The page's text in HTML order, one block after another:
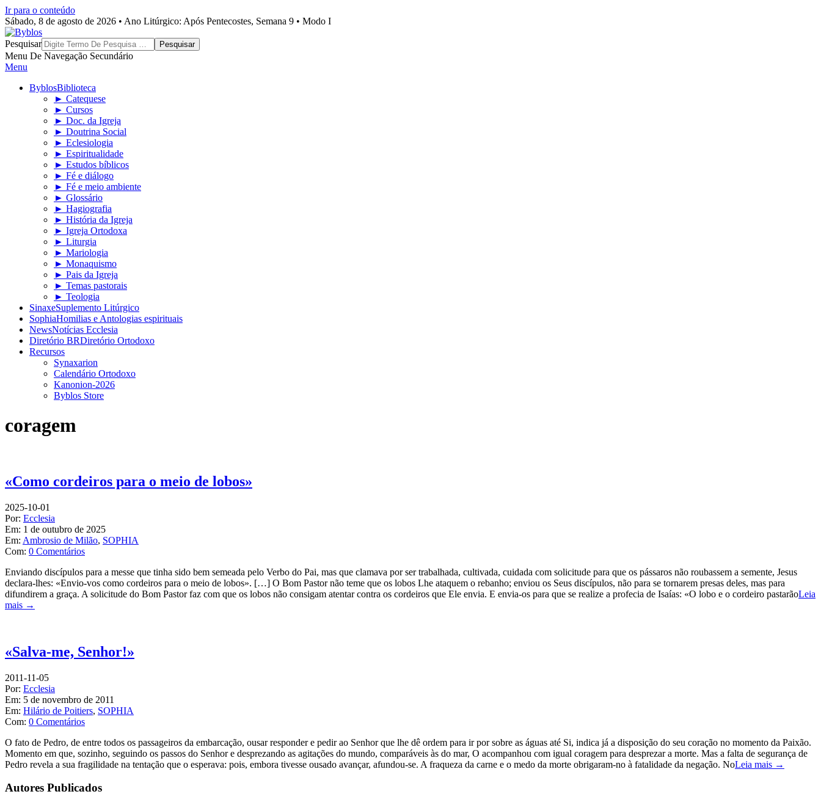
Ir para o conteúdo
Sábado, 8 de agosto de 2026 • Ano Litúrgico: Após Pentecostes, Semana 9 • Modo I
Byblos
Pesquisar
Menu De Navegação Secundário
Menu
ByblosBiblioteca
► Catequese
► Cursos
► Doc. da Igreja
► Doutrina Social
► Eclesiologia
► Espiritualidade
► Estudos bíblicos
► Fé e diálogo
► Fé e meio ambiente
► Glossário
► Hagiografia
► História da Igreja
► Igreja Ortodoxa
► Liturgia
► Mariologia
► Monaquismo
► Pais da Igreja
► Temas pastorais
► Teologia
SinaxeSuplemento Litúrgico
SophiaHomilias e Antologias espirituais
NewsNotícias Ecclesia
Diretório BRDiretório Ortodoxo
Recursos
Synaxarion
Calendário Ortodoxo
Kanonion-2026
Byblos Store
coragem
«Como cordeiros para o meio de lobos»
2025-10-01
Por: Ecclesia
Em: 1 de outubro de 2025
Em: Ambrosio de Milão, SOPHIA
Com: 0 Comentários
Enviando discípulos para a messe que tinha sido bem semeada pelo Verbo do Pai, mas que clamava por ser trabalhada, cultivada, cuidada com solicitude para que os pássaros não roubassem a semente, Jesus
declara-lhes: «Envio-vos como cordeiros para o meio de lobos». […] O Bom Pastor não teme que os lobos Lhe ataquem o rebanho; enviou os Seus discípulos, não para se tornarem presas deles, mas para
difundirem a graça. A solicitude do Bom Pastor faz com que os lobos não consigam atentar contra os cordeiros que Ele envia. E envia-os para que se realize a profecia de Isaías: «O lobo e o cordeiro pastarãoLeia
mais →
«Salva-me, Senhor!»
2011-11-05
Por: Ecclesia
Em: 5 de novembro de 2011
Em: Hilário de Poitiers, SOPHIA
Com: 0 Comentários
O fato de Pedro, de entre todos os passageiros da embarcação, ousar responder e pedir ao Senhor que lhe dê ordem para ir por sobre as águas até Si, indica já a disposição do seu coração no momento da Paixão.
Momento em que, sozinho, seguindo os passos do Senhor e desprezando as agitações do mundo, comparáveis às do mar, O acompanhou com igual coragem para desprezar a morte. Mas a falta de segurança de
Pedro revela a sua fragilidade na tentação que o esperava: pois, embora tivesse ousado avançar, afundou-se. A fraqueza da carne e o medo da morte obrigaram-no à fatalidade da negação. NoLeia mais →
Autores Publicados